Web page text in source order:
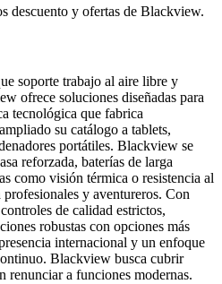
descuento y ofertas de Blackview.
soporte trabajo al aire libre y
ofrece soluciones diseñadas para
tecnológica que fabrica
su catálogo a tablets,
portátiles. Blackview se
reforzada, baterías de larga
como visión térmica o resistencia al
y aventureros. Con
de calidad estrictos,
robustas con opciones más
internacional y un enfoque
Blackview busca cubrir
renunciar a funciones modernas.